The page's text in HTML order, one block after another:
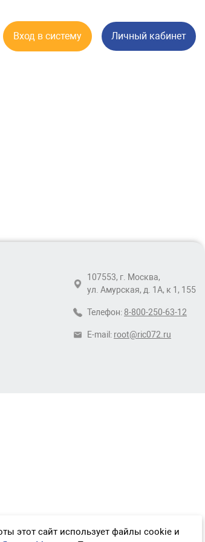
Вход в систему Личный кабинет
107553, г. Москва,
ул. Амурская, д. 1А, к 1, 155
Телефон: 8-800-250-63-12
E-mail: root@ric072.ru
этот сайт использует файлы cookie и